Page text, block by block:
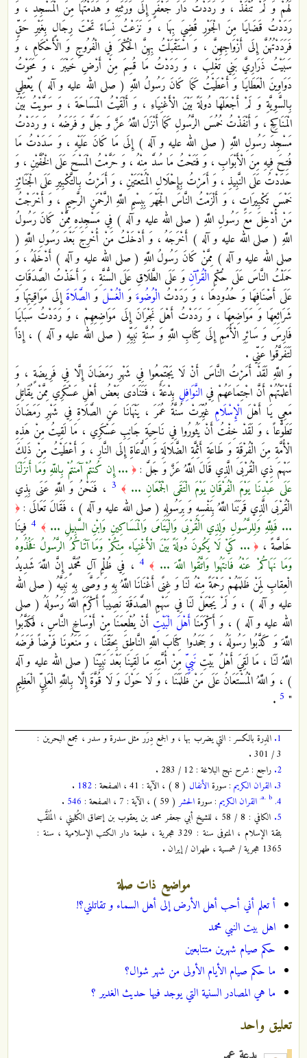
لَهُمْ وَ لَمْ تُنْفَذْ ، وَ رَدَدْتُ دَارَ جَعْفَرٍ إِلَى وَرَثَتِهِ وَ هَدَمْتُهَا مِنَ الْمَسْجِدِ ، وَ
رَدَدْتُ قَضَايَا مِنَ الْجَوْرِ قُضِيَ بِهَا ، وَ نَزَعْتُ نِسَاءً تَحْتَ رِجَالٍ بِغَيْرِ حَقٍّ
فَرَدَدْتُهُنَّ إِلَى أَزْوَاجِهِنَّ ، وَ اسْتَقْبَلْتُ بِهِنَّ الْحُكْمَ فِي الْفُرُوجِ وَ الْأَحْكَامِ ، وَ
سَبَيْتُ ذَرَارِيَّ بَنِي تَغْلِبَ ، وَ رَدَدْتُ مَا قُسِمَ مِنْ أَرْضِ خَيْبَرَ ، وَ مَحَوْتُ
دَوَاوِينَ الْعَطَايَا وَ أَعْطَيْتُ كَمَا كَانَ رَسُولُ اللَّهِ ( صلى الله عليه و آله ) يُعْطِي
بِالسَّوِيَّةِ وَ لَمْ أَجْعَلْهَا دُولَةً بَيْنَ الْأَغْنِيَاءِ ، وَ أَلْقَيْتُ الْمَسَاحَةَ ، وَ سَوَّيْتُ بَيْنَ
الْمَنَاكِحِ ، وَ أَنْفَذْتُ خُمُسَ الرَّسُولِ كَمَا أَنْزَلَ اللَّهُ عَزَّ وَ جَلَّ وَ فَرَضَهُ ، وَ رَدَدْتُ
مَسْجِدَ رَسُولِ اللَّهِ ( صلى الله عليه و آله ) إِلَى مَا كَانَ عَلَيْهِ ، وَ سَدَدْتُ مَا
فُتِحَ فِيهِ مِنَ الْأَبْوَابِ ، وَ فَتَحْتُ مَا سُدَّ مِنْهُ ، وَ حَرَّمْتُ الْمَسْحَ عَلَى الْخُفَّيْنِ ، وَ
حَدَدْتُ عَلَى النَّبِيذِ ، وَ أَمَرْتُ بِإِحْلَالِ الْمُتْعَتَيْنِ ، وَ أَمَرْتُ بِالتَّكْبِيرِ عَلَى الْجَنَائِزِ
خَمْسَ تَكْبِيرَاتٍ ، وَ أَلْزَمْتُ النَّاسَ الْجَهْرَ بِبِسْمِ اللَّهِ الرَّحْمَنِ الرَّحِيمِ ، وَ أَخْرَجْتُ
مَنْ أُدْخِلَ مَعَ رَسُولِ اللَّهِ ( صلى الله عليه و آله ) فِي مَسْجِدِهِ مِمَّنْ كَانَ رَسُولُ
اللَّهِ ( صلى الله عليه و آله ) أَخْرَجَهُ ، وَ أَدْخَلْتُ مَنْ أُخْرِجَ بَعْدَ رَسُولِ اللَّهِ (
صلى الله عليه و آله ) مِمَّنْ كَانَ رَسُولُ اللَّهِ ( صلى الله عليه و آله ) أَدْخَلَهُ ، وَ
حَمَلْتُ النَّاسَ عَلَى حُكْمِ الْقُرْآنِوَ عَلَى الطَّلَاقِ عَلَى السُّنَّةِ ، وَ أَخَذْتُ الصَّدَقَاتِ
عَلَى أَصْنَافِهَا وَ حُدُودِهَا ، وَ رَدَدْتُ الْوُضُوءَ وَالْغُسْلَ وَالصَّلَاةَإِلَى مَوَاقِيتِهَا وَ
شَرَائِعِهَا وَ مَوَاضِعِهَا ، وَ رَدَدْتُ أَهْلَ نَجْرَانَ إِلَى مَوَاضِعِهِمْ ، وَ رَدَدْتُ سَبَايَا
فَارِسَ وَ سَائِرِ الْأُمَمِ إِلَى كِتَابِ اللَّهِ وَ سُنَّةِ نَبِيِّهِ ( صلى الله عليه و آله ) ، إِذاً
لَتَفَرَّقُوا عَنِّي .
وَ اللَّهِ لَقَدْ أَمَرْتُ النَّاسَ أَنْ لَا يَجْتَمِعُوا فِي شَهْرِ رَمَضَانَ إِلَّا فِي فَرِيضَةٍ ، وَ
أَعْلَمْتُهُمْ أَنَّ اجْتِمَاعَهُمْ فِيالنَّوَافِلِ بِدْعَةٌ ، فَتَنَادَى بَعْضُ أَهْلِ عَسْكَرِي مِمَّنْ يُقَاتِلُ
مَعِي يَا أَهْلَالْإِسْلَامِ غُيِّرَتْ سُنَّةُ عُمَرَ ، يَنْهَانَا عَنِ الصَّلَاةِ فِي شَهْرِ رَمَضَانَ
تَطَوُّعاً ، وَ لَقَدْ خِفْتُ أَنْ يَثُورُوا فِي نَاحِيَةِ جَانِبِ عَسْكَرِي ، مَا لَقِيتُ مِنْ هَذِهِ
الْأُمَّةِ مِنَ الْفُرْقَةِ وَ طَاعَةِ أَئِمَّةِ الضَّلَالَةِ وَ الدُّعَاةِ إِلَى النَّارِ ، وَ أَعْطَيْتُ مِنْ ذَلِكَ
سَهْمَ ذِي الْقُرْبَى الَّذِي قَالَ اللَّهُ عَزَّ وَ جَلَّ :﴿ ... إِن كُنتُمْ آمَنتُمْ بِاللّهِ وَمَا أَنزَلْنَا
عَلَى عَبْدِنَا يَوْمَ الْفُرْقَانِ يَوْمَ الْتَقَى الْجَمْعَانِ ... ﴾ 3 ، فَنَحْنُ وَ اللَّهِ عَنَى بِذِي
الْقُرْبَى الَّذِي قَرَنَنَا اللَّهُ بِنَفْسِهِ وَ بِرَسُولِهِ ( صلى الله عليه و آله ) ، فَقَالَ تَعَالَى : ﴿
... فَلِلَّهِ وَلِلرَّسُولِ وَلِذِي الْقُرْبَى وَالْيَتَامَى وَالْمَسَاكِينِ وَابْنِ السَّبِيلِ ... ﴾ 4فِينَا
خَاصَّةً ، ﴿ ... كَيْ لَا يَكُونَ دُولَةً بَيْنَ الْأَغْنِيَاء مِنكُمْ وَمَا آتَاكُمُ الرَّسُولُ فَخُذُوهُ
وَمَا نَهَاكُمْ عَنْهُ فَانتَهُوا وَاتَّقُوا اللَّهَ ... ﴾ 4 ، فِي ظُلْمِ آلِ مُحَمَّدٍ إِنَّ اللَّهَ شَدِيدُ
الْعِقابِ لِمَنْ ظَلَمَهُمْ رَحْمَةً مِنْهُ لَنَا وَ غِنًى أَغْنَانَا اللَّهُ بِهِ وَ وَصَّى بِهِ نَبِيَّهُ ( صلى الله
عليه و آله ) ، وَ لَمْ يَجْعَلْ لَنَا فِي سَهْمِ الصَّدَقَةِ نَصِيباً أَكْرَمَ اللَّهُ رَسُولَهُ ( صلى
الله عليه و آله ) ، وَ أَكْرَمَنَاأَهْلَ الْبَيْتِ أَنْ يُطْعِمَنَا مِنْ أَوْسَاخِ النَّاسِ ، فَكَذَّبُوا
اللَّهَ وَ كَذَّبُوا رَسُولَهُ ، وَ جَحَدُوا كِتَابَ اللَّهِ النَّاطِقَ بِحَقِّنَا ، وَ مَنَعُونَا فَرْضاً فَرَضَهُ
اللَّهُ لَنَا ، مَا لَقِيَ أَهْلُ بَيْتِ نَبِيٍّ مِنْ أُمَّتِهِ مَا لَقِينَا بَعْدَ نَبِيِّنَا ( صلى الله عليه و آله
) ، وَ اللَّهُ الْمُسْتَعَانُ عَلَى مَنْ ظَلَمَنَا ، وَ لَا حَوْلَ وَ لَا قُوَّةَ إِلَّا بِاللَّهِ الْعَلِيِّ الْعَظِيمِ
"
5
.
1. الدِرة بالكسر : التي يضرب بها ، و الجمع دِرَر مثل سدرة و سدر ، مجمع البحرين :
3 / 301 .
2. راجع : شرح نهج البلاغة : 12 / 283 .
3. القران الكريم : سورةالأنفال ( 8 ) ، الآية : 41 ، الصفحة : 182
.
4.
a. b. القران الكريم : سورةالحشر ( 59 ) ، الآية : 7 ، الصفحة : 546
.
5.
الكافي : 8 / 58 ، للشيخ أبي جعفر محمد بن يعقوب بن إسحاق الكُليني ، المُلَقَّب
بثقة الإسلام ، المتوفى سنة : 329 هجرية ، طبعة دار الكتب الإسلامية ، سنة :
1365 هجرية / شمسية ، طهران / إيران .
مواضيع ذات صلة
أ تعلم أني أحب أهل الأرض إلى أهل السماء و تقاتلني؟!
اهل بيت النبي محمد
حكم صيام شهرين متتابعين
ما حكم صيام الأيام الأولى من شهر شوال؟
ما هي المصادر السنية التي يوجد فيها حديث الغدير ؟
تعليق واحد